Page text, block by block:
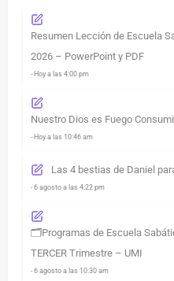
Resumen Lección de Escuela
2026 – PowerPoint y PDF
- Hoy a las 4:00 pm
Nuestro Dios es Fuego
- Hoy a las 10:46 am
Las 4 bestias de Daniel
- 6 agosto a las 4:22 pm
🗂️Programas de Escuela
TERCER Trimestre – UMI
- 6 agosto a las 10:30 am